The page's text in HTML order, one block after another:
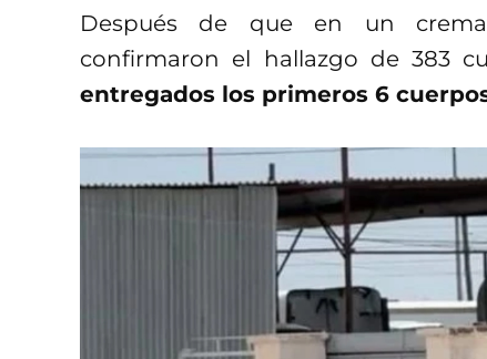
Después de que en un
confirmaron el hallazgo de 383
entregados los primeros 6